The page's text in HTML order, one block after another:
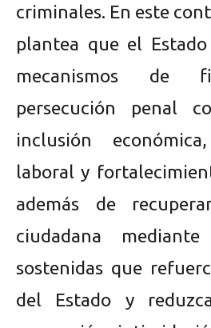
criminales. En este
plantea que el
mecanismos de
persecución penal
inclusión
laboral y
además de
ciudadana mediante
sostenidas que
del Estado y